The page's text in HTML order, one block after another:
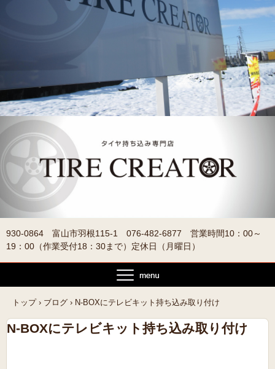
930-0864 富山市羽根115-1 076-482-6877 営業時間10：00～
19：00（作業受付18：30まで）定休日（月曜日）
トップ › ブログ › N-BOXにテレビキット持ち込み取り付け
N-BOXにテレビキット持ち込み取り付け